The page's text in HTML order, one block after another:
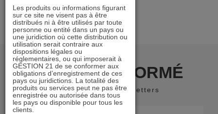
RESTER INFORMÉ
Recevoir nos newsletters
Les produits ou informations figurant
sur ce site ne visent pas à être
distribués ni à être utilisés par toute
personne ou entité dans un pays ou
une juridiction où cette distribution ou
utilisation serait contraire aux
dispositions légales ou
réglementaires, ou qui imposerait à
GESTION 21 de se conformer aux
obligations d’enregistrement de ces
pays ou juridictions. La totalité des
produits ou services peut ne pas être
enregistrée ou autorisée dans tous
les pays ou disponible pour tous les
clients.